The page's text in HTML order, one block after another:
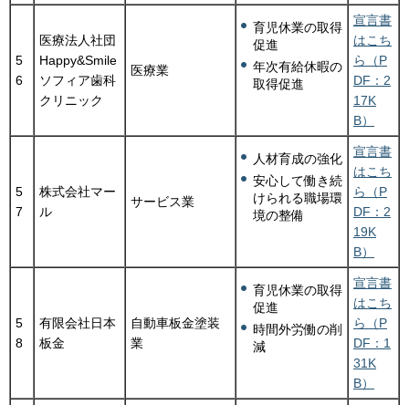
5
6
医療法人社団
Happy&Smile
ソフィア歯科
クリニック
医療業
育児休業の取得
促進
年次有給休暇の
取得促進
宣言書
はこち
ら（P
DF：2
17K
B）
5
7
株式会社マー
ル
サービス業
人材育成の強化
安心して働き続
けられる職場環
境の整備
宣言書
はこち
ら（P
DF：2
19K
B）
5
8
有限会社日本
板金
自動車板金塗装
業
育児休業の取得
促進
時間外労働の削
減
宣言書
はこち
ら（P
DF：1
31K
B）